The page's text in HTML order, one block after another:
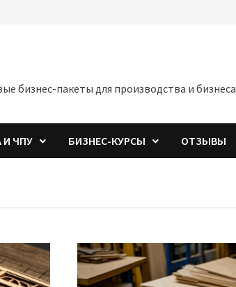
бизнес-пакеты для производства и бизнеса
И ЧПУ БИЗНЕС-КУРСЫ ОТЗЫВЫ